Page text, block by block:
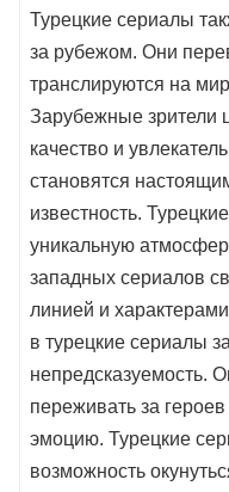
Турецкие сериалы
за рубежом. Они
транслируются на
Зарубежные зрители
качество и
становятся
известность.
уникальную
западных сериалов
линией и
в турецкие сериалы
непредсказуемость.
переживать за
эмоцию. Турецкие
возможность